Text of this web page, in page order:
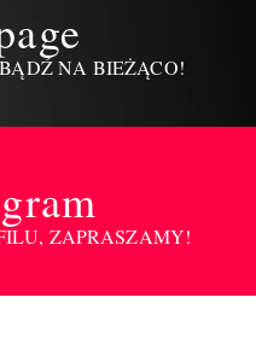
NA BIEŻĄCO!
ZAPRASZAMY!